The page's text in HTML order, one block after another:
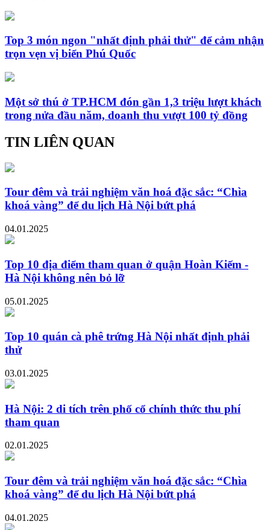
Top 3 món ngon "nhất định phải thử" để cảm nhận
trọn vẹn vị biển Phú Quốc
Một sở thú ở TP.HCM đón gần 1,3 triệu lượt khách
trong nửa đầu năm, doanh thu vượt 100 tỷ đồng
TIN LIÊN QUAN
Tour đêm và trải nghiệm văn hoá đặc sắc: “Chìa
khoá vàng” để du lịch Hà Nội bứt phá
04.01.2025
Top 10 địa điểm tham quan ở quận Hoàn Kiếm -
Hà Nội không nên bỏ lỡ
05.01.2025
Top 10 quán cà phê trứng Hà Nội nhất định phải
thử
03.01.2025
Hà Nội: 2 di tích trên phố cổ chính thức thu phí
tham quan
02.01.2025
Tour đêm và trải nghiệm văn hoá đặc sắc: “Chìa
khoá vàng” để du lịch Hà Nội bứt phá
04.01.2025